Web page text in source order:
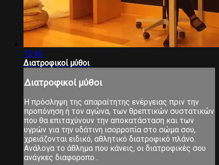
15:45
Διατροφικοί μύθοι
Διατροφικοί μύθοι
Η πρόσληψη της απαραίτητης ενέργειας πριν την
προπόνηση ή τον αγώνα, των θρεπτικών συστατικών
που θα επιταχύνουν την αποκατάσταση και των
υγρών για την υδάτινη ισορροπία στο σώμα σου,
χρειάζονται ειδικό, αθλητικό διατροφικό πλάνο.
Ανάλογα το άθλημα που κάνεις, οι διατροφικές σου
ανάγκες διαφοροπο...